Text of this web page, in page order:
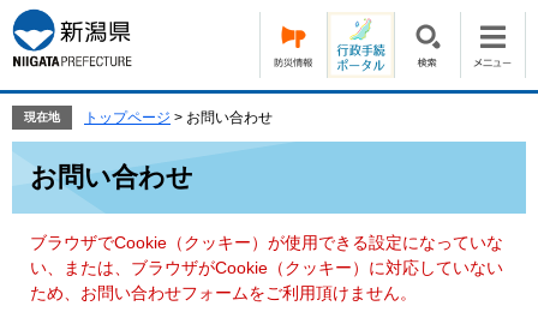
ー
ジ
の
頭
す。
ニ
ュ
ー
飛
て
現在地 トップページ > お問い合わせ
お問い合わせ
ブラウザでCookie（クッキー）が使用できる設定になっていな
い、または、ブラウザがCookie（クッキー）に対応していない
ため、お問い合わせフォームをご利用頂けません。